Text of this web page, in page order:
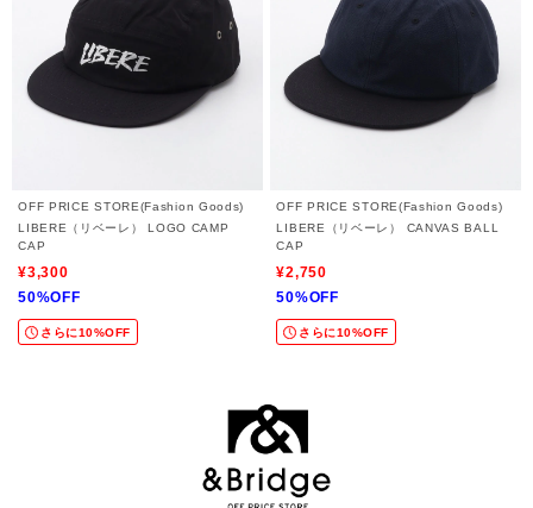
OFF PRICE STORE(Fashion Goods)
LIBERE（リベーレ） LOGO CAMP
CAP
¥3,300
50%OFF
さらに10%OFF
OFF PRICE STORE(Fashion Goods)
LIBERE（リベーレ） CANVAS BALL
CAP
¥2,750
50%OFF
さらに10%OFF